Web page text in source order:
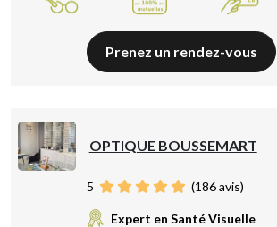
Prenez un rendez-vous
OPTIQUE BOUSSEMART
5 (186avis)
Expert en Santé Visuelle